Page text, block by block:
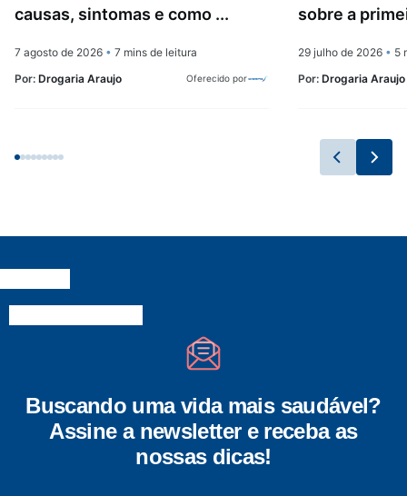
causas, sintomas e como ...
7 agosto de 2026 • 7 mins de leitura
Por: Drogaria Araujo Oferecido por
sobre a
29 julho de 2026 • 5
Por: Drogaria Araujo
Buscando uma vida mais saudável?
Assine a newsletter e receba as
nossas dicas!